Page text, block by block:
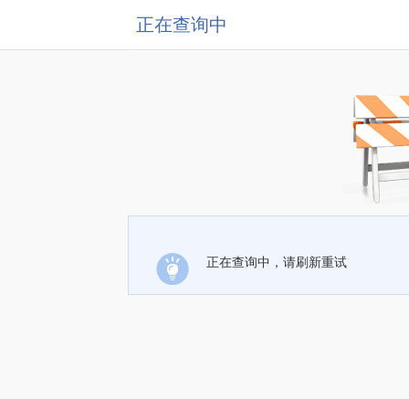
正在查询中
正在查询中，请刷新重试